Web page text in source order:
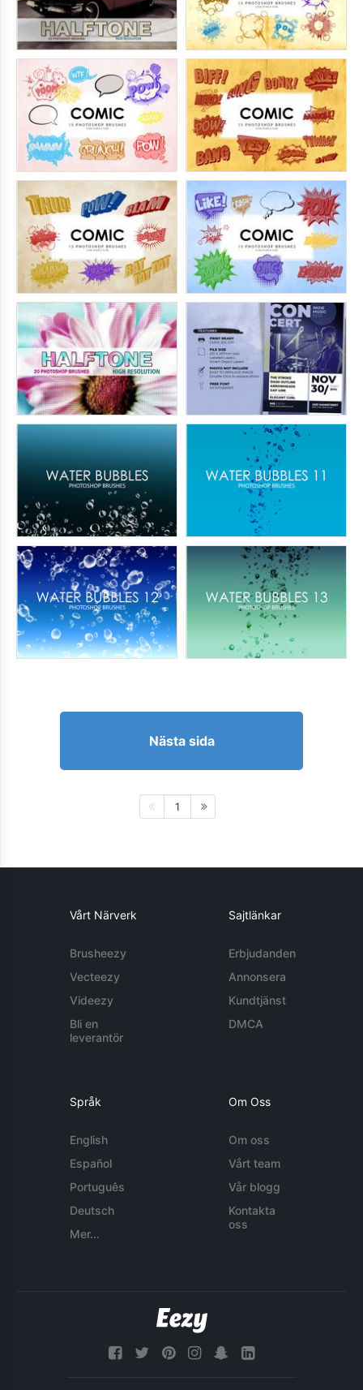
Nästa sida
1
Vårt Närverk
Brusheezy
Vecteezy
Videezy
Bli en
leverantör
Sajtlänkar
Erbjudanden
Annonsera
Kundtjänst
DMCA
Språk
English
Español
Português
Deutsch
Mer...
Om Oss
Om oss
Vårt team
Vår blogg
Kontakta
oss